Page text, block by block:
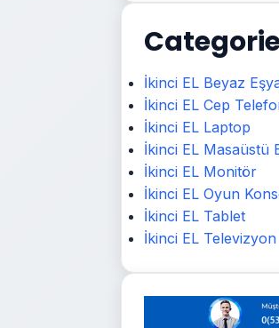
İkinci EL Beyaz
İkinci EL Cep
İkinci EL Laptop
İkinci EL Masaüstü
İkinci EL Monitör
İkinci EL Oyun
İkinci EL Tablet
İkinci EL Televizyon